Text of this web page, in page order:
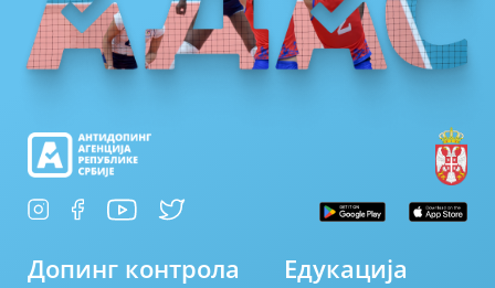
Допинг контрола
Едукација